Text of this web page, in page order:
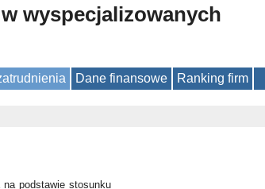
wyspecjalizowanych
Dane finansowe Ranking firm
podstawie stosunku